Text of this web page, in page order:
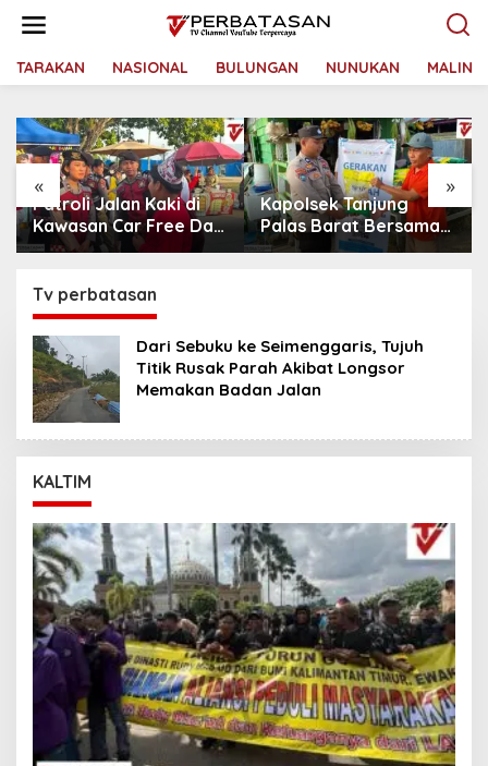
t
TARAKAN NASIONAL BULUNGAN NUNUKAN
« »
Kapolsek Tanjung
Palas Barat Bersama
Personel Dit Binmas
Beras SPHP Kepada
Masyarakat
Ditpamobvit Polda
Kaltara Laksanakan
Risk Assessment di
Tv perbatasan
Dari Sebuku ke Seimenggaris, Tujuh
Titik Rusak Parah Akibat Longsor
Memakan Badan Jalan
KALTIM